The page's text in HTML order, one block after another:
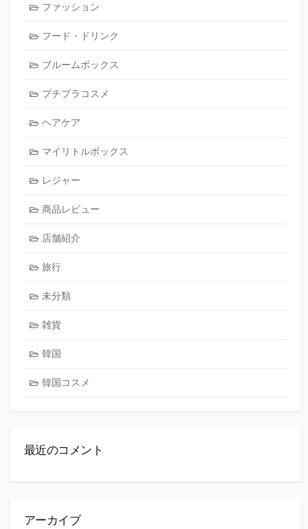
ファッション
フード・ドリンク
ブルームボックス
プチプラコスメ
ヘアケア
マイリトルボックス
レジャー
商品レビュー
店舗紹介
旅行
未分類
雑貨
韓国
韓国コスメ
最近のコメント
アーカイブ